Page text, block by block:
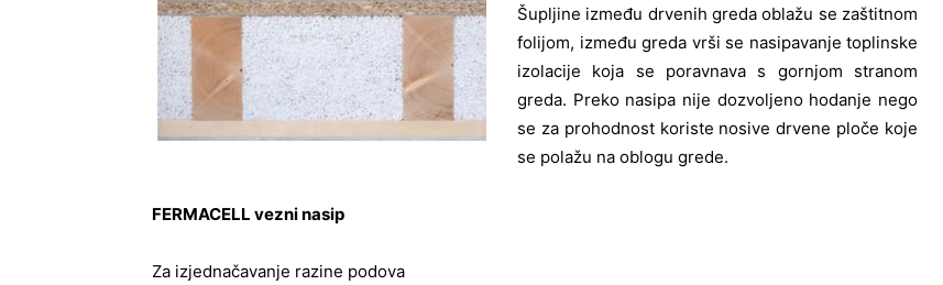
Šupljine između drvenih greda oblažu se zaštitnom
folijom, između greda vrši se nasipavanje toplinske
izolacije koja se poravnava s gornjom stranom
greda. Preko nasipa nije dozvoljeno hodanje nego
se za prohodnost koriste nosive drvene ploče koje
se polažu na oblogu grede.
FERMACELL vezni nasip
Za izjednačavanje razine podova